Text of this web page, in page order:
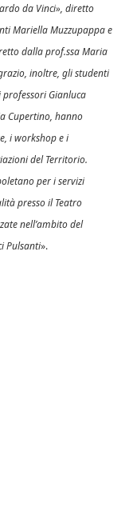
da Vinci», diretto
Mariella Muzzupappa e
dalla prof.ssa Maria
inoltre, gli studenti
Gianluca
Cupertino, hanno
i workshop e i
del Territorio.
per i servizi
presso il Teatro
nell’ambito del
Pulsanti».